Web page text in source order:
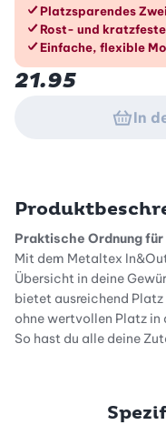
Die Vorteile
Platzsparendes
Rost- und
Einfache, flexible
21.95
In
Praktische Ordnung für
Mit dem Metaltex
Übersicht in deine
bietet ausreichend Platz
ohne wertvollen Platz in
So hast du alle deine
Das clevere